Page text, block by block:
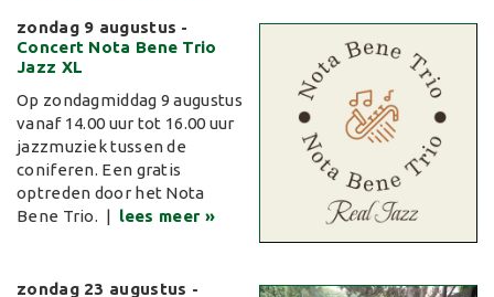
zondag 9 augustus -
Concert Nota Bene Trio
Jazz XL
Op zondagmiddag 9 augustus
vanaf 14.00 uur tot 16.00 uur
jazzmuziek tussen de
coniferen. Een gratis
optreden door het Nota
Bene Trio. | lees meer »
zondag 23 augustus -